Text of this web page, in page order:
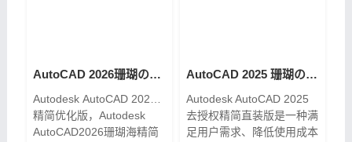
AutoCAD 2026珊瑚の海精简优化版【2025.05.18更新】
Autodesk AutoCAD 2026.0.1
精简优化版，Autodesk
AutoCAD2026珊瑚海精简
AutoCAD 2025 珊瑚の海精简优化版[2024.04.09更新]
Autodesk AutoCAD 2025
去授权精简直装版是一种满
足用户需求、降低使用成本